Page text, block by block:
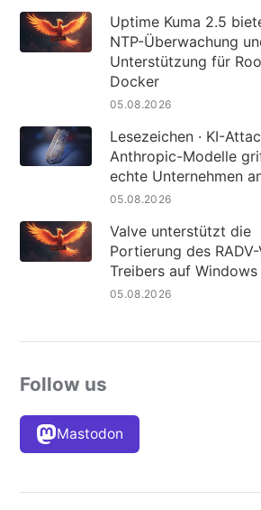
Uptime Kuma 2.5
NTP-Überwachung
Unterstützung für
Docker
05.08.2026
Lesezeichen · KI-
Anthropic-Modelle
echte Unternehmen
05.08.2026
Valve unterstützt die
Portierung des
Treibers auf Windows
05.08.2026
Follow us
Mastodon